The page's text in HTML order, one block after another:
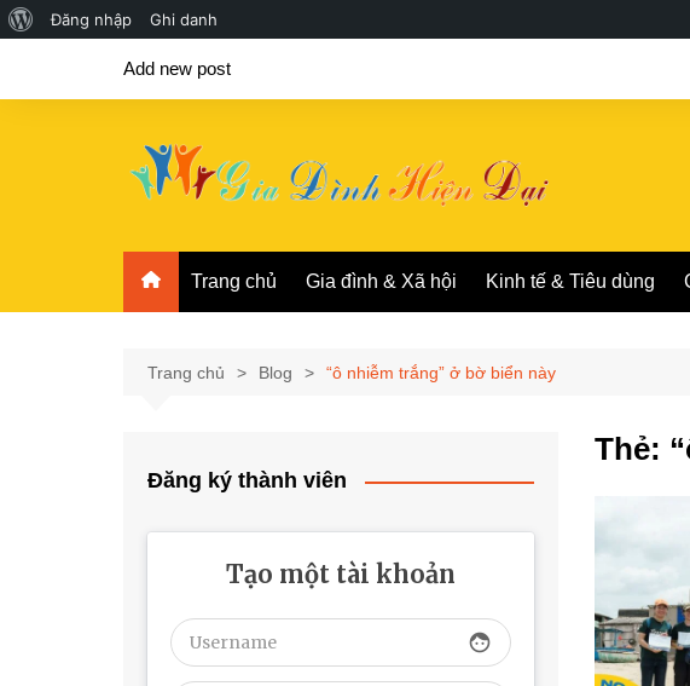
Giới
về
Đăng nhập Ghi danh
Add new post
Trang chủ Gia đình & Xã hội Kinh tế & Tiêu dùng
Trang chủ Blog “ô nhiễm trắng” ở bờ biển này
Thẻ:
Đăng ký thành viên
Tạo một tài khoản
face